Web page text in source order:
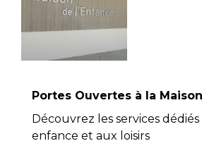
Portes Ouvertes à la
Découvrez les services
enfance et aux loisirs